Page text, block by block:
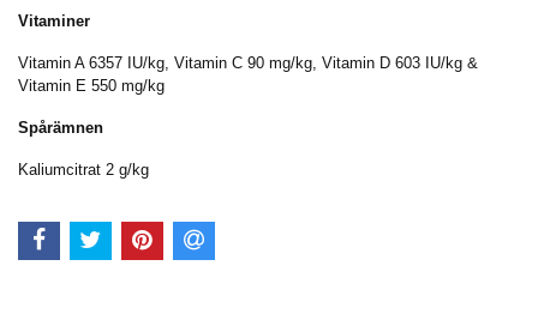
Vitaminer
Vitamin A 6357 IU/kg, Vitamin C 90 mg/kg, Vitamin D 603 IU/kg &
Vitamin E 550 mg/kg
Spårämnen
Kaliumcitrat 2 g/kg